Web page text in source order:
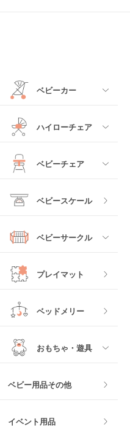
ベビーカー
すべて
ベビーカーその他
ハイローチェア
すべて
ベビーチェア
すべて
テーブルチェア
ベビースケール
ベビーサークル
すべて
木製
マット製
プレイマット
ベッドメリー
おもちゃ・遊具
ベビー用品その他
イベント用品